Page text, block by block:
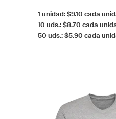
1 unidad: $9.10 cada
10 uds.: $8.70 cada
50 uds.: $5.90 cada